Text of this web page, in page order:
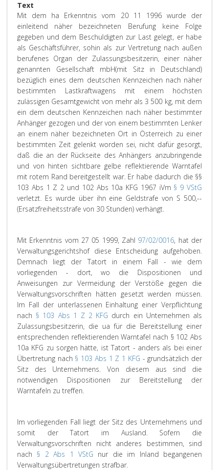
Text
Mit dem ha Erkenntnis vom 20 11 1996 wurde der
einleitend näher bezeichneten Berufung keine Folge
gegeben und dem Beschuldigten zur Last gelegt, er habe
als Geschäftsführer, sohin als zur Vertretung nach außen
berufenes Organ der Zulassungsbesitzerin, einer näher
genannten Gesellschaft mbH(mit Sitz in Deutschland)
bezüglich eines dem deutschen Kennzeichen nach näher
bestimmten Lastkraftwagens mit einem höchsten
zulässigen Gesamtgewicht von mehr als 3 500 kg, mit dem
ein dem deutschen Kennzeichen nach näher bestimmter
Anhänger gezogen und der von einem bestimmten Lenker
an einem näher bezeichneten Ort in Österreich zu einer
bestimmten Zeit gelenkt worden sei, nicht dafür gesorgt,
daß die an der Rückseite des Anhängers anzubringende
und von hinten sichtbare gelbe reflektierende Warntafel
mit rotem Rand bereitgestellt war. Er habe dadurch die §§
103 Abs 1 Z 2 und 102 Abs 10a KFG 1967 iVm § 9 VStG
verletzt. Es wurde über ihn eine Geldstrafe von S 500,--
(Ersatzfreiheitsstrafe von 30 Stunden) verhängt.
Mit Erkenntnis vom 27 05 1999, Zahl 97/02/0016, hat der
Verwaltungsgerichtshof diese Entscheidung aufgehoben.
Demnach liegt der Tatort in einem Fall - wie dem
vorliegenden - dort, wo die Dispositionen und
Anweisungen zur Vermeidung der Verstöße gegen die
Verwaltungsvorschriften hätten gesetzt werden müssen.
Im Fall der unterlassenen Einhaltung einer Verpflichtung
nach § 103 Abs 1 Z 2 KFG durch ein Unternehmen als
Zulassungsbesitzerin, die ua für die Bereitstellung einer
entsprechenden reflektierenden Warntafel nach § 102 Abs
10a KFG zu sorgen hätte, ist Tatort - anders als bei einer
Übertretung nach § 103 Abs 1 Z 1 KFG - grundsätzlich der
Sitz des Unternehmens. Von diesem aus sind die
notwendigen Dispositionen zur Bereitstellung der
Warntafeln zu treffen.
Im vorliegenden Fall liegt der Sitz des Unternehmens und
somit der Tatort im Ausland. Sofern die
Verwaltungsvorschriften nicht anderes bestimmen, sind
nach § 2 Abs 1 VStG nur die im Inland begangenen
Verwaltungsübertretungen strafbar.